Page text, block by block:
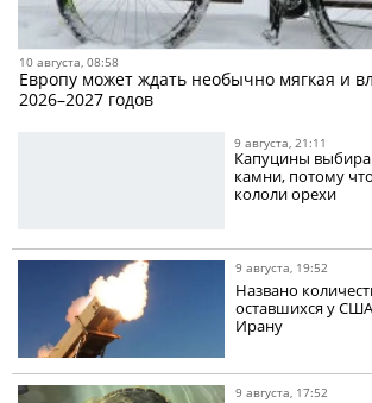
10 августа, 08:58
Европу может ждать необычно мягкая и
2026–2027 годов
9 августа, 21:11
Капуцины
камни, потому
кололи орехи
9 августа, 19:52
Названо
оставшихся у
Ирану
9 августа, 17:52